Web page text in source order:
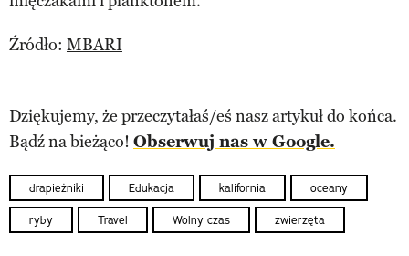
Źródło: MBARI
Dziękujemy, że przeczytałaś/eś nasz artykuł do końca.
Bądź na bieżąco! Obserwuj nas w Google.
drapieżniki Edukacja kalifornia oceany
ryby Travel Wolny czas zwierzęta